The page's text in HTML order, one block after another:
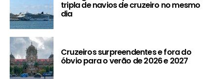
tripla de navios de cruzeiro no mesmo
dia
Cruzeiros surpreendentes e fora do
óbvio para o verão de 2026 e 2027